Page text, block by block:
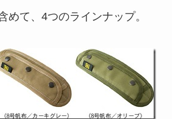
めて、4つのラインナップ。